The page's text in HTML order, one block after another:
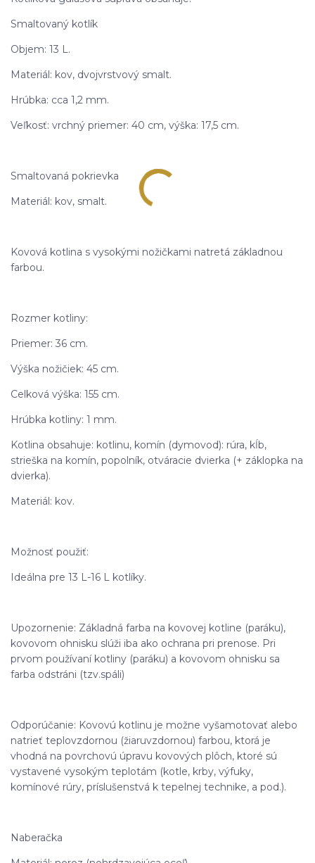
Smaltovaný kotlík
Objem: 13 L.
Materiál: kov, dvojvrstvový smalt.
Hrúbka: cca 1,2 mm.
Veľkosť: vrchný priemer: 40 cm, výška: 17,5 cm.
Smaltovaná pokrievka
Materiál: kov, smalt.
Kovová kotlina s vysokými nožičkami natretá základnou
farbou.
Rozmer kotliny:
Priemer: 36 cm.
Výška nožičiek: 45 cm.
Celková výška: 155 cm.
Hrúbka kotliny: 1 mm.
Kotlina obsahuje: kotlinu, komín (dymovod): rúra, kĺb,
strieška na komín, popolník, otváracie dvierka (+ záklopka na
dvierka).
Materiál: kov.
Možnosť použiť:
Ideálna pre 13 L-16 L kotlíky.
Upozornenie: Základná farba na kovovej kotline (paráku),
kovovom ohnisku slúži iba ako ochrana pri prenose. Pri
prvom používaní kotliny (paráku) a kovovom ohnisku sa
farba odstráni (tzv.spáli)
Odporúčanie: Kovovú kotlinu je možne vyšamotovať alebo
natrieť teplovzdornou (žiaruvzdornou) farbou, ktorá je
vhodná na povrchovú úpravu kovových plôch, ktoré sú
vystavené vysokým teplotám (kotle, krby, výfuky,
komínové rúry, príslušenstvá k tepelnej technike, a pod.).
Naberačka